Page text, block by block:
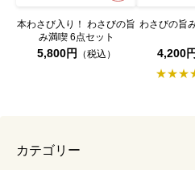
本わさび入り！ わさびの旨
み満喫 6点セット
5,800円 （税込）
わさびの旨
4,200円
カテゴリー